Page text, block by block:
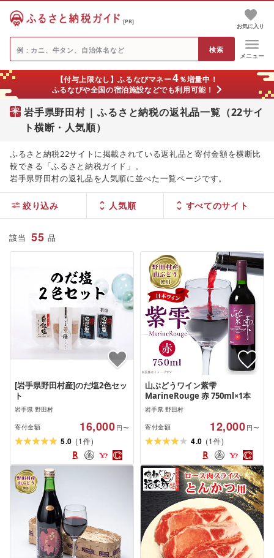
[PR]
お気に入り
メニュー
【付与上限なし】ふるなびマネー4％増量中！
ふるなびや全国の宿泊施設などでも利用可能！
岩手県野田村 | ふるさと納税の返礼品一覧（22サイ
ト横断・人気順）
ふるさと納税22サイトに掲載されている返礼品と寄付金額を横断比
較できる「ふるさと納税ガイド」。
岩手県野田村の返礼品を人気順に並べた一覧ページです。
絞り込み 人気順
該当 55 品
[岩手県野田村産]のだ塩2色セッ
ト
岩手県 野田村
寄付金額 16,000 円〜
5.0 (1件)
山ぶどうワイン紫雫
MarineRouge 赤 750ml×1本
岩手県 野田村
寄付金額 12,000 円〜
4.0 (1件)